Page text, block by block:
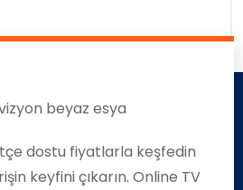
dostu fiyatlarla keşfedin
keyfini çıkarın. Online TV